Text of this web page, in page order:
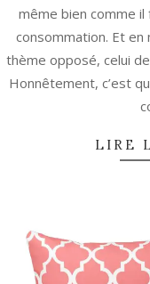
même bien comme
consommation. Et
thème opposé, celui
Honnêtement, c’est
LIRE